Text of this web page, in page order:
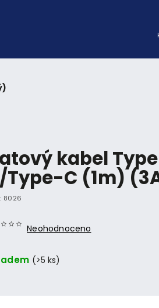
kabel
Type-C (1m)
8026
Neohodnoceno
(>5 ks)